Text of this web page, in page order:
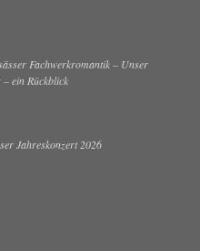
Fachwerkromantik – Unser
ein Rückblick
Jahreskonzert 2026